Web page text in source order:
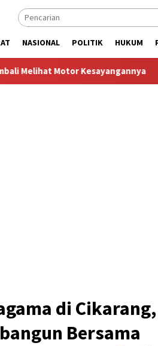
NASIONAL POLITIK HUKUM
Kesayangannya Kemarau
di Cikarang,
Bersama